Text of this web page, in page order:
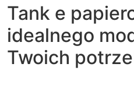
Tank e
idealnego
Twoich